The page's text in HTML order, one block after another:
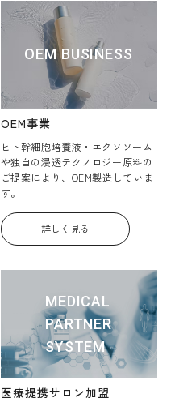
OEM BUSINESS
OEM事業
ヒト幹細胞培養液・エクソソーム
や独自の浸透テクノロジー原料の
ご提案により、OEM製造していま
す。
詳しく見る
MEDICAL
PARTNER
SYSTEM
医療提携サロン加盟